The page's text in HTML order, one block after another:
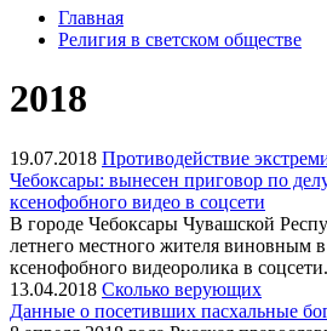
Главная
Религия в светском обществе
2018
19.07.2018 Противодействие
Чебоксары: вынесен приговор по
ксенофобного видео в соцсети
В городе Чебоксары Чувашской
летнего местного жителя виновным
ксенофобного видеоролика в соцсети.
13.04.2018 Сколько верующих
Данные о посетивших пасхальные